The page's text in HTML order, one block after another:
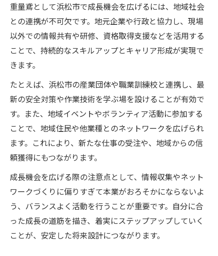
重量鳶として浜松市で成長機会を広げるには、地域社会
との連携が不可欠です。地元企業や行政と協力し、現場
以外での情報共有や研修、資格取得支援などを活用する
ことで、持続的なスキルアップとキャリア形成が実現で
きます。
たとえば、浜松市の産業団体や職業訓練校と連携し、最
新の安全対策や作業技術を学ぶ場を設けることが有効で
す。また、地域イベントやボランティア活動に参加する
ことで、地域住民や他業種とのネットワークを広げられ
ます。これにより、新たな仕事の受注や、地域からの信
頼獲得にもつながります。
成長機会を広げる際の注意点として、情報収集やネット
ワークづくりに偏りすぎて本業がおろそかにならないよ
う、バランスよく活動を行うことが重要です。自分に合
った成長の道筋を描き、着実にステップアップしていく
ことが、安定した将来設計につながります。